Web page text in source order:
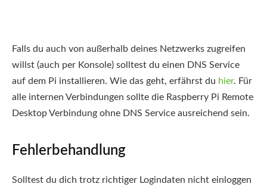
Falls du auch von außerhalb deines Netzwerks zugreifen
willst (auch per Konsole) solltest du einen DNS Service
auf dem Pi installieren. Wie das geht, erfährst du hier. Für
alle internen Verbindungen sollte die Raspberry Pi Remote
Desktop Verbindung ohne DNS Service ausreichend sein.
Fehlerbehandlung
Solltest du dich trotz richtiger Logindaten nicht einloggen